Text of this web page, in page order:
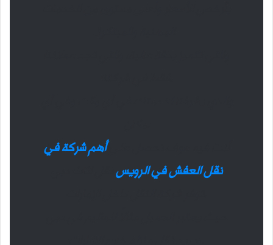
أنت فيه سوف نحصل علىأهم شركة في
نقل العفش في الرويس